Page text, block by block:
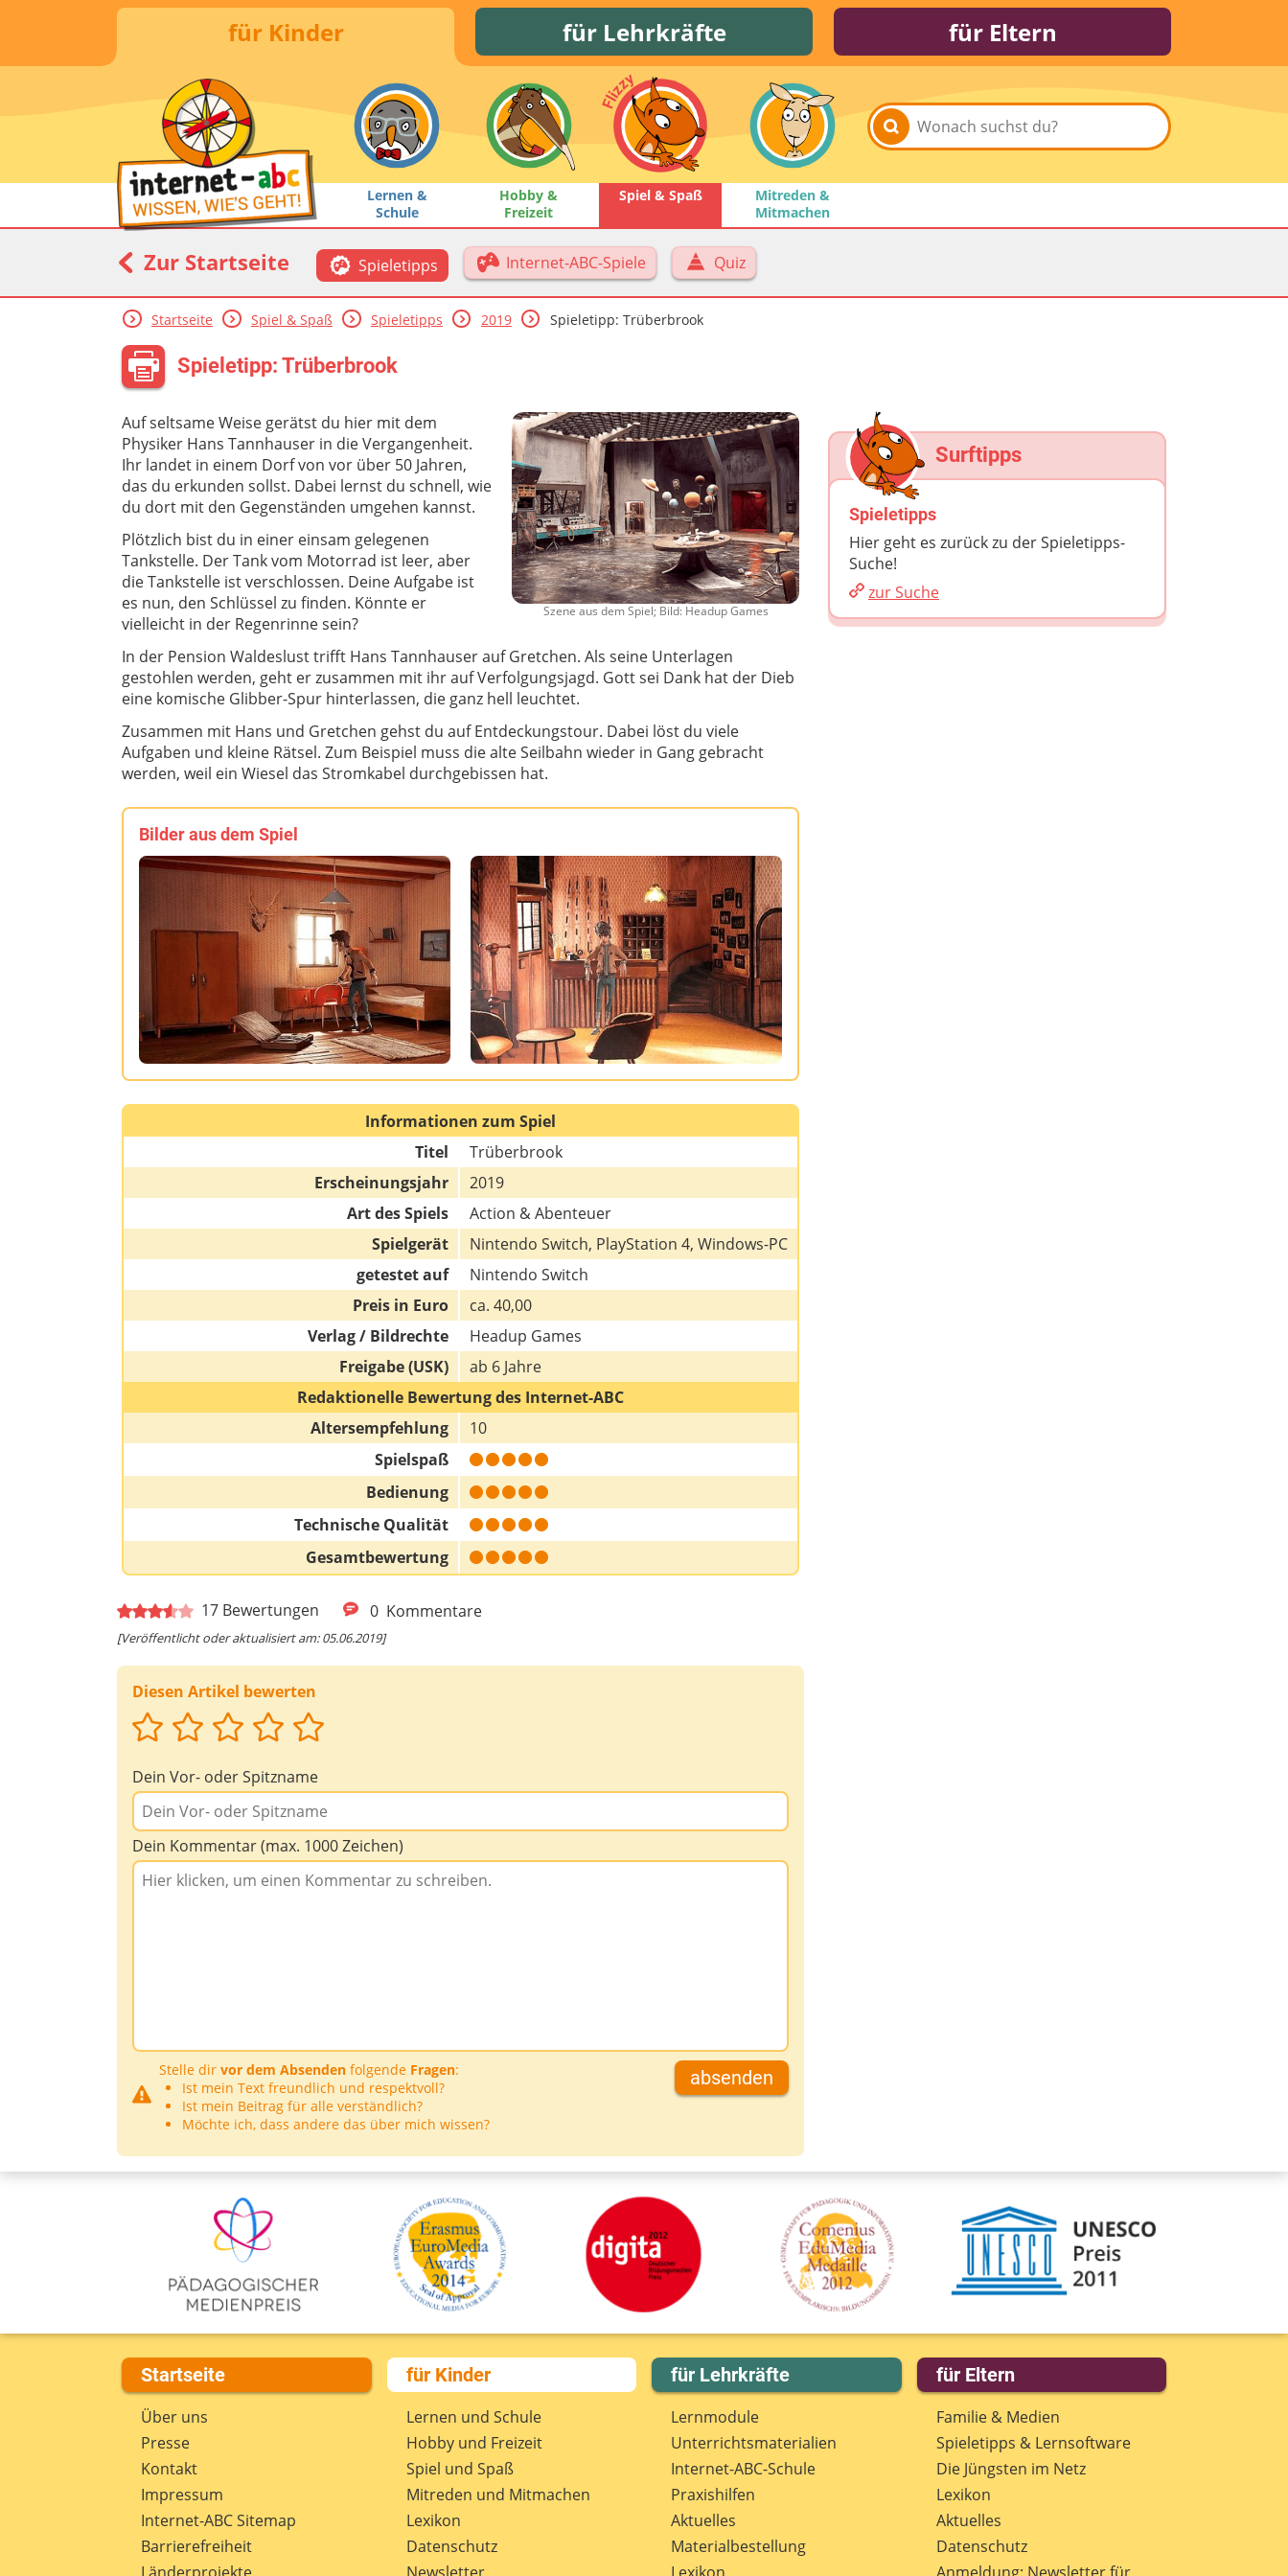
für Kinder für Lehrkräfte für Eltern
Lernen &
Schule
Hobby &
Freizeit
Spiel & Spaß
Mitreden &
Mitmachen
Zur Startseite Spieletipps Internet-ABC-Spiele Quiz
Startseite Spiel & Spaß Spieletipps 2019 Spieletipp: Trüberbrook
Spieletipp: Trüberbrook
Szene aus dem Spiel; Bild: Headup Games
Auf seltsame Weise gerätst du hier mit dem
Physiker Hans Tannhauser in die Vergangenheit.
Ihr landet in einem Dorf von vor über 50 Jahren,
das du erkunden sollst. Dabei lernst du schnell, wie
du dort mit den Gegenständen umgehen kannst.
Plötzlich bist du in einer einsam gelegenen
Tankstelle. Der Tank vom Motorrad ist leer, aber
die Tankstelle ist verschlossen. Deine Aufgabe ist
es nun, den Schlüssel zu finden. Könnte er
vielleicht in der Regenrinne sein?
In der Pension Waldeslust trifft Hans Tannhauser auf Gretchen. Als seine Unterlagen
gestohlen werden, geht er zusammen mit ihr auf Verfolgungsjagd. Gott sei Dank hat der Dieb
eine komische Glibber-Spur hinterlassen, die ganz hell leuchtet.
Zusammen mit Hans und Gretchen gehst du auf Entdeckungstour. Dabei löst du viele
Aufgaben und kleine Rätsel. Zum Beispiel muss die alte Seilbahn wieder in Gang gebracht
werden, weil ein Wiesel das Stromkabel durchgebissen hat.
Bilder aus dem Spiel
Informationen zum Spiel
Titel
Trüberbrook
Erscheinungsjahr
2019
Art des Spiels
Action & Abenteuer
Spielgerät
Nintendo Switch, PlayStation 4, Windows-PC
getestet auf
Nintendo Switch
Preis in Euro
ca. 40,00
Verlag / Bildrechte
Headup Games
Freigabe (USK)
ab 6 Jahre
Redaktionelle Bewertung des Internet-ABC
Altersempfehlung
10
Spielspaß
Bedienung
Technische Qualität
Gesamtbewertung
17 Bewertungen 0 Kommentare
[Veröffentlicht oder aktualisiert am: 05.06.2019]
Diesen Artikel bewerten
Dein Vor- oder Spitzname
Dein Kommentar (max. 1000 Zeichen)
Stelle dir vor dem Absenden folgende Fragen:
Ist mein Text freundlich und respektvoll?
Ist mein Beitrag für alle verständlich?
Möchte ich, dass andere das über mich wissen?
absenden
Surftipps
Spieletipps
Hier geht es zurück zu der Spieletipps-
Suche!
zur Suche
Startseite
Über uns
Presse
Kontakt
Impressum
Internet-ABC Sitemap
Barrierefreiheit
für Kinder
Lernen und Schule
Hobby und Freizeit
Spiel und Spaß
Mitreden und Mitmachen
Lexikon
Datenschutz
für Lehrkräfte
Lernmodule
Unterrichts­materialien
Internet-ABC-Schule
Praxishilfen
Aktuelles
Materialbestellung
für Eltern
Familie & Medien
Spieletipps & Lernsoftware
Die Jüngsten im Netz
Lexikon
Aktuelles
Datenschutz